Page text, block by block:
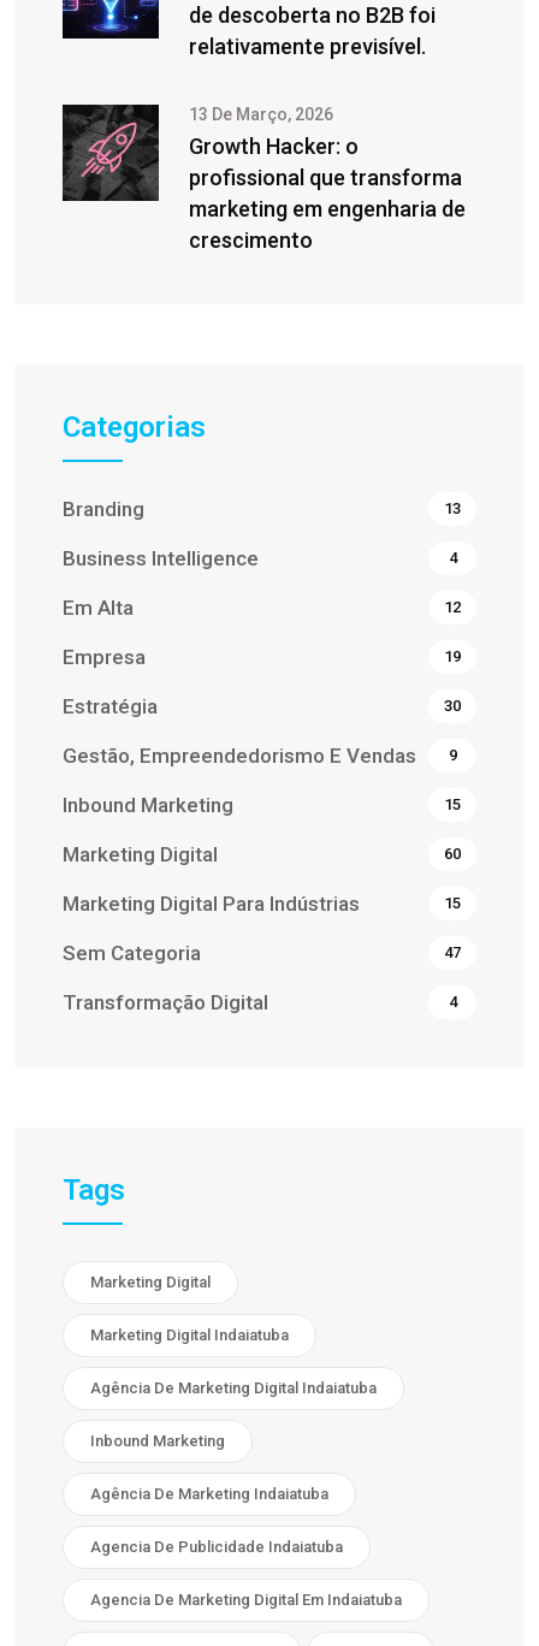
de descoberta no B2B foi
relativamente previsível.
13 De Março, 2026
Growth Hacker: o
profissional que transforma
marketing em engenharia de
crescimento
Categorias
Branding 13
Business Intelligence 4
Em Alta 12
Empresa 19
Estratégia 30
Gestão, Empreendedorismo E Vendas 9
Inbound Marketing 15
Marketing Digital 60
Marketing Digital Para Indústrias 15
Sem Categoria 47
Transformação Digital 4
Tags
Marketing Digital
Marketing Digital Indaiatuba
Agência De Marketing Digital Indaiatuba
Inbound Marketing
Agência De Marketing Indaiatuba
Agencia De Publicidade Indaiatuba
Agencia De Marketing Digital Em Indaiatuba